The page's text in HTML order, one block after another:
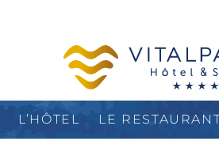
L’HÔTEL LE